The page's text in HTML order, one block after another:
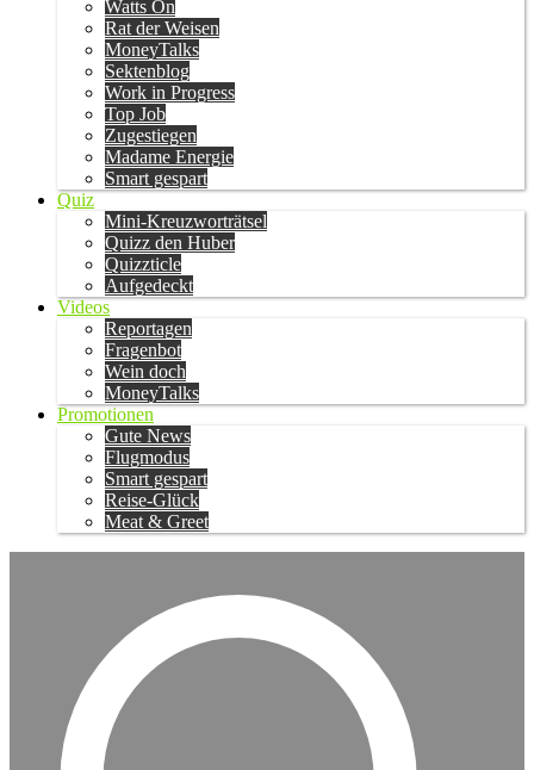
Watts On
Rat der Weisen
MoneyTalks
Sektenblog
Work in Progress
Top Job
Zugestiegen
Madame Energie
Smart gespart
Quiz
Mini-Kreuzworträtsel
Quizz den Huber
Quizzticle
Aufgedeckt
Videos
Reportagen
Fragenbot
Wein doch
MoneyTalks
Promotionen
Gute News
Flugmodus
Smart gespart
Reise-Glück
Meat & Greet